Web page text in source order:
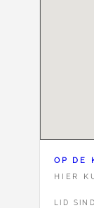
OP DE
HIER
LID